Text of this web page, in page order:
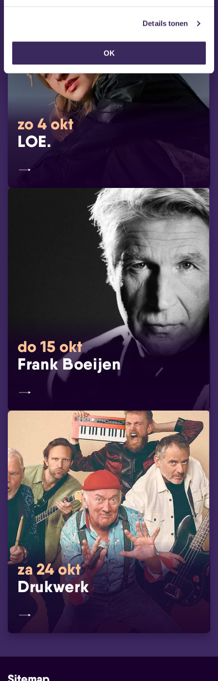
Details tonen
OK
zo 4 okt
LOE.
do 15 okt
Frank Boeijen
za 24 okt
Drukwerk